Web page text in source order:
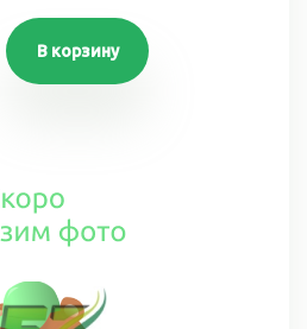
В корзину